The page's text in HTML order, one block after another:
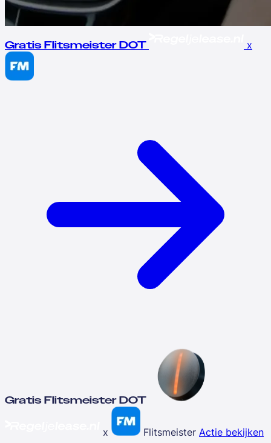
Gratis Flitsmeister DOT x
Gratis Flitsmeister DOT
x Flitsmeister Actie bekijken